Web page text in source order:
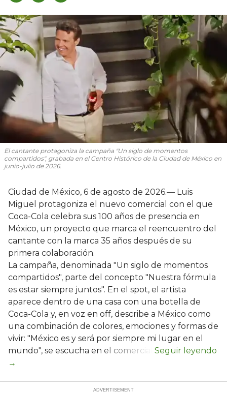
El cantante protagoniza la campaña "Un siglo de momentos
compartidos", grabada en el Centro Histórico de la Ciudad de México en
junio-julio de 2026.
Ciudad de México, 6 de agosto de 2026.— Luis
Miguel protagoniza el nuevo comercial con el que
Coca-Cola celebra sus 100 años de presencia en
México, un proyecto que marca el reencuentro del
cantante con la marca 35 años después de su
primera colaboración.
La campaña, denominada "Un siglo de momentos
compartidos", parte del concepto "Nuestra fórmula
es estar siempre juntos". En el spot, el artista
aparece dentro de una casa con una botella de
Coca-Cola y, en voz en off, describe a México como
una combinación de colores, emociones y formas de
vivir: "México es y será por siempre mi lugar en el
mundo", se escucha en el comercial.